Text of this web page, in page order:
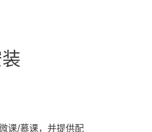
课/慕课，并提供配